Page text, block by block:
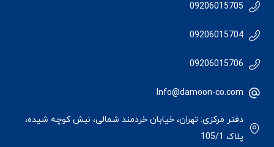
09206015705
09206015704
09206015706
Info@damoon-co.com
دفتر مرکزی: تهران، خیابان خردمند شمالی، نبش کوچه شیده،
پلاک 105/1